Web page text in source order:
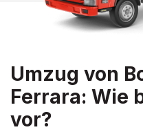
Umzug von
Ferrara: Wie
vor?